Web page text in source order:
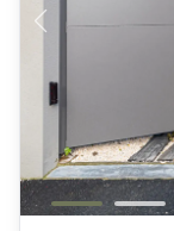
Produits >
Produits >
Produits >
Produits >
Produits >
Produits >
Produits >